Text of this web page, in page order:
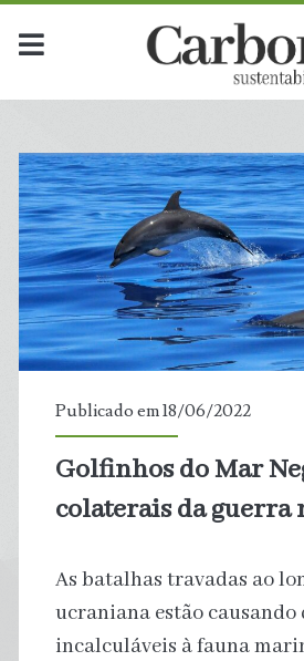
Publicado em 18/06/2022
Golfinhos do Mar
colaterais da guerra
As batalhas travadas ao
ucraniana estão causando
incalculáveis ​​à fauna